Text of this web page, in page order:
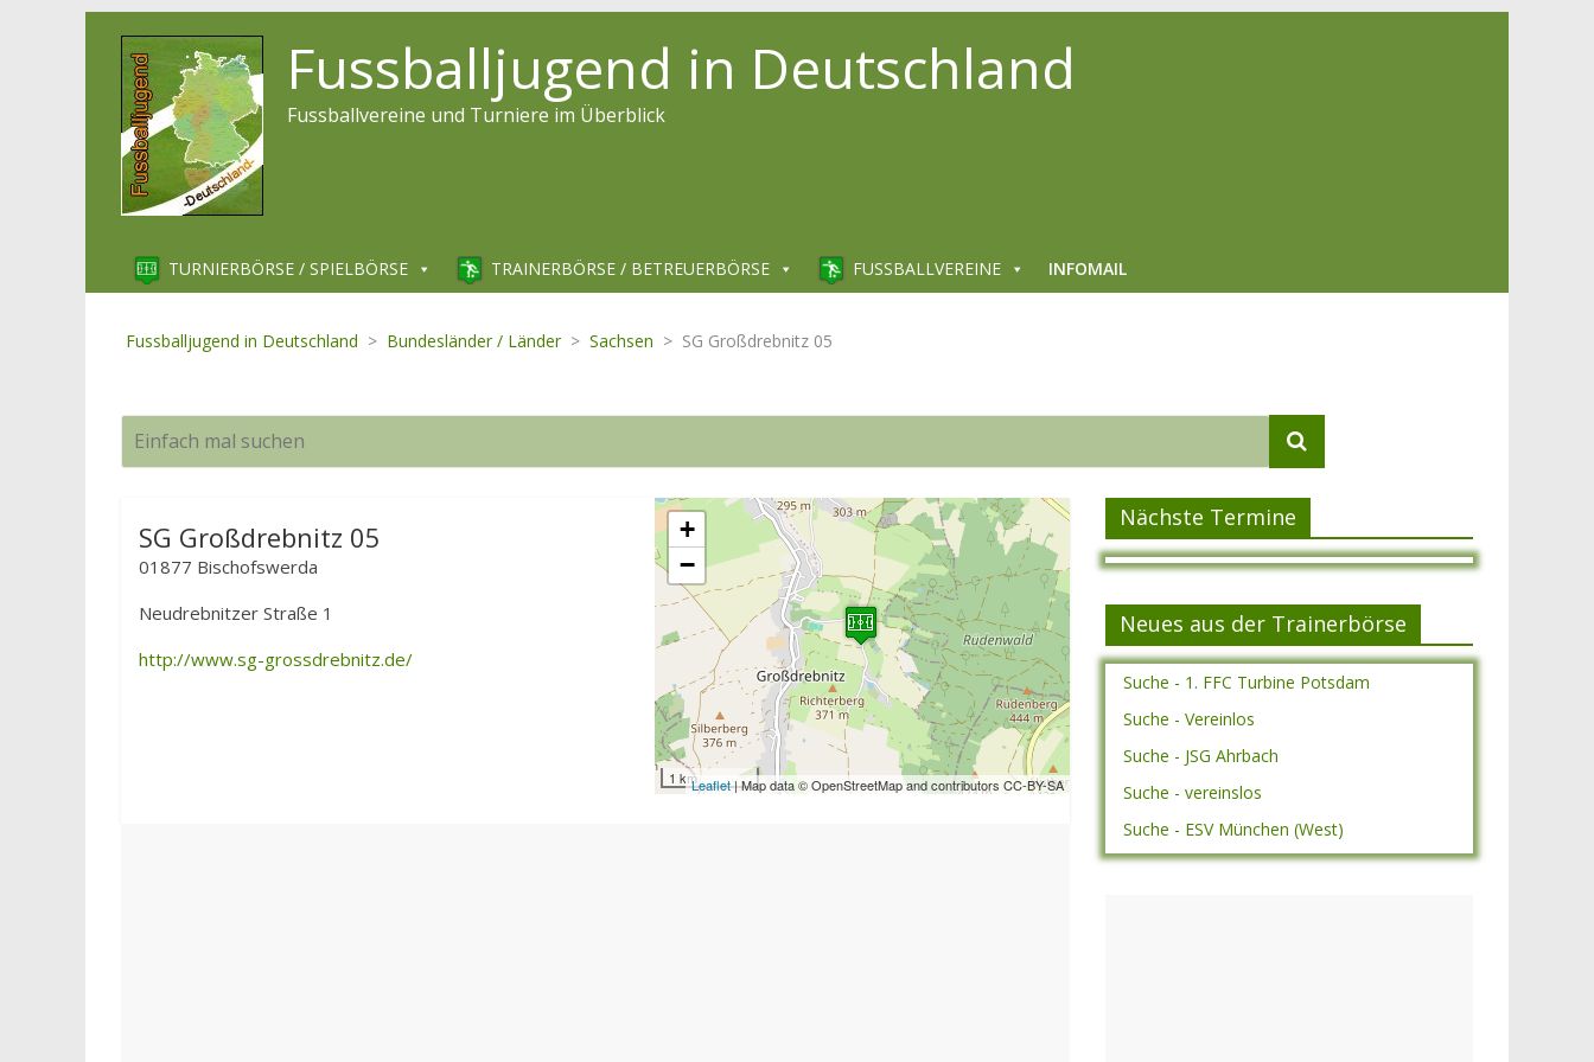
Fussballjugend in Deutschland
Fussballvereine und Turniere im Überblick
TURNIERBÖRSE / SPIELBÖRSE TRAINERBÖRSE / BETREUERBÖRSE FUSSBALLVEREINE INFOMAIL
Fussballjugend in Deutschland > Bundesländer / Länder > Sachsen > SG Großdrebnitz 05
+
−
1 kmLeaflet| Map data © OpenStreetMap and contributors CC-BY-SA
SG Großdrebnitz 05
01877 Bischofswerda
Neudrebnitzer Straße 1
http://www.sg-grossdrebnitz.de/
Nächste Termine
Neues aus der Trainerbörse
Suche - 1. FFC Turbine Potsdam
Suche - Vereinlos
Suche - JSG Ahrbach
Suche - vereinslos
Suche - ESV München (West)